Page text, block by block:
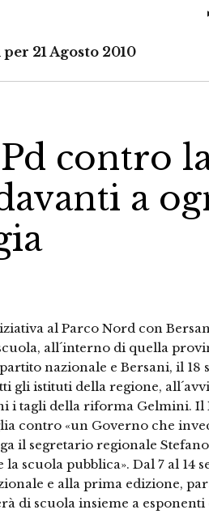
21 Agosto 2010
contro
a
al Parco Nord con
all´interno di quella
nazionale e Bersani, il 18
gli istituti della regione,
i tagli della riforma Gelmini. Il
contro «un Governo che
il segretario regionale
scuola pubblica». Dal 7 al 14
e alla prima edizione,
di scuola insieme a esponenti